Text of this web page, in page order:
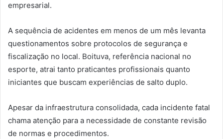
empresarial.
A sequência de acidentes em menos de um mês levanta
questionamentos sobre protocolos de segurança e
fiscalização no local. Boituva, referência nacional no
esporte, atrai tanto praticantes profissionais quanto
iniciantes que buscam experiências de salto duplo.
Apesar da infraestrutura consolidada, cada incidente fatal
chama atenção para a necessidade de constante revisão
de normas e procedimentos.